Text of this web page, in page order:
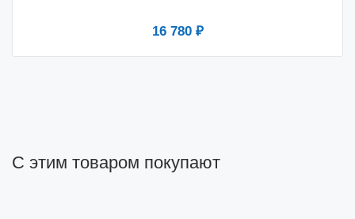
16 780 ₽
С этим товаром покупают